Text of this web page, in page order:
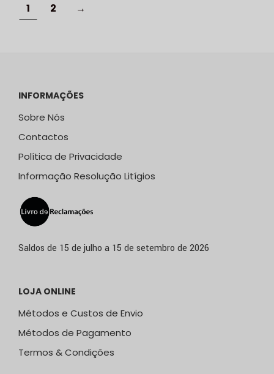
1 2 →
INFORMAÇÕES
Sobre Nós
Contactos
Política de Privacidade
Informação Resolução Litígios
Saldos de 15 de julho a 15 de setembro de 2026
LOJA ONLINE
Métodos e Custos de Envio
Métodos de Pagamento
Termos & Condições